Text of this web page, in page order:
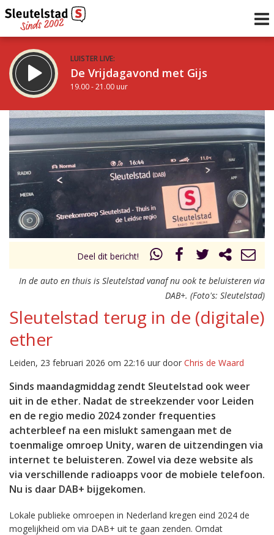
LUISTER LIVE:
De Vrijdagavond met Gijs
19.00 - 21.00 uur
STRAKS:
De avond van Sleutelstad
21.00 - 0.00 uur
Vorig uur
uur 1 van 0 Volgend uur
Deel dit bericht!
In de auto en thuis is Sleutelstad vanaf nu ook te beluisteren via
DAB+. (Foto's: Sleutelstad)
Sleutelstad terug in de (digitale)
ether
Leiden, 23 februari 2026 om 22:16 uur door Chris de Waard
Sinds maandagmiddag zendt Sleutelstad ook weer
uit in de ether. Nadat de streekzender voor Leiden
en de regio medio 2024 zonder frequenties
achterbleef na een mislukt samengaan met de
toenmalige omroep Unity, waren de uitzendingen via
internet te beluisteren. Zowel via deze website als
via verschillende radioapps voor de mobiele telefoon.
Nu is daar DAB+ bijgekomen.
Lokale publieke omroepen in Nederland kregen eind 2024 de
mogelijkheid om via DAB+ uit te gaan zenden. Omdat